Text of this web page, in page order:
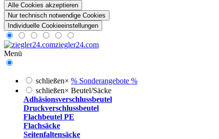
Alle Cookies akzeptieren
Nur technisch notwendige Cookies
Individuelle Cookieeinstellungen
ziegler24.com
Menü
schließen× % Sonderangebote %
schließen× Beutel/Säcke
Adhäsionsverschlussbeutel
Druckverschlussbeutel
Flachbeutel PE
Flachsäcke
Seitenfaltensäcke